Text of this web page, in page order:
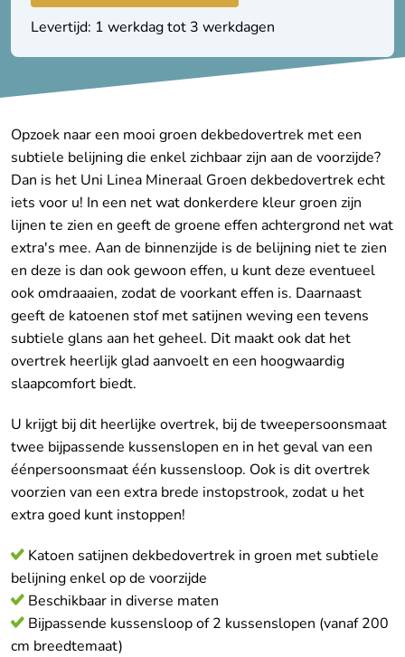
Levertijd: 1 werkdag tot 3 werkdagen
Opzoek naar een mooi groen dekbedovertrek met een
subtiele belijning die enkel zichbaar zijn aan de voorzijde?
Dan is het Uni Linea Mineraal Groen dekbedovertrek echt
iets voor u! In een net wat donkerdere kleur groen zijn
lijnen te zien en geeft de groene effen achtergrond net wat
extra's mee. Aan de binnenzijde is de belijning niet te zien
en deze is dan ook gewoon effen, u kunt deze eventueel
ook omdraaaien, zodat de voorkant effen is. Daarnaast
geeft de katoenen stof met satijnen weving een tevens
subtiele glans aan het geheel. Dit maakt ook dat het
overtrek heerlijk glad aanvoelt en een hoogwaardig
slaapcomfort biedt.
U krijgt bij dit heerlijke overtrek, bij de tweepersoonsmaat
twee bijpassende kussenslopen en in het geval van een
éénpersoonsmaat één kussensloop. Ook is dit overtrek
voorzien van een extra brede instopstrook, zodat u het
extra goed kunt instoppen!
Katoen satijnen dekbedovertrek in groen met subtiele
belijning enkel op de voorzijde
Beschikbaar in diverse maten
Bijpassende kussensloop of 2 kussenslopen (vanaf 200
cm breedtemaat)